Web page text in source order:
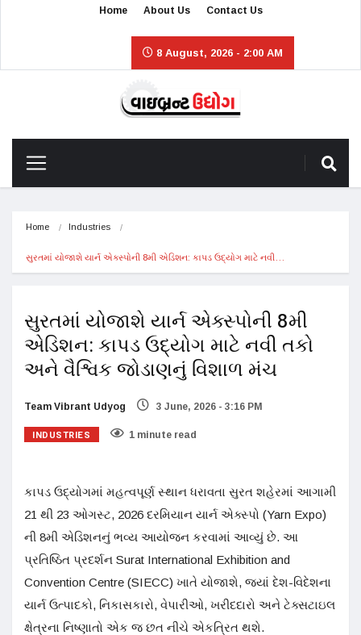
Home About Us Contact Us
8 August, 2026 - 2:00 AM
Home Industries
સુરતમાં યોજાશે યાર્ન એક્સ્પોની 8મી એડિશન: કાપડ ઉદ્યોગ માટે નવી…
સુરતમાં યોજાશે યાર્ન એક્સ્પોની 8મી
એડિશન: કાપડ ઉદ્યોગ માટે નવી તકો
અને વૈશ્વિક જોડાણનું વિશાળ મંચ
Team Vibrant Udyog 3 June, 2026 - 3:16 PM
INDUSTRIES 1 minute read
કાપડ ઉદ્યોગમાં મહત્વપૂર્ણ સ્થાન ધરાવતા સુરત શહેરમાં આગામી
21 થી 23 ઓગસ્ટ, 2026 દરમિયાન યાર્ન એક્સ્પો (Yarn Expo)
ની 8મી એડિશનનું ભવ્ય આયોજન કરવામાં આવ્યું છે. આ
પ્રતિષ્ઠિત પ્રદર્શન Surat International Exhibition and
Convention Centre (SIECC) ખાતે યોજાશે, જ્યાં દેશ-વિદેશના
યાર્ન ઉત્પાદકો, નિકાસકારો, વેપારીઓ, ખરીદદારો અને ટેક્સટાઇલ
ક્ષેત્રના નિષ્ણાતો એક જ છત નીચે એકત્રિત થશે.